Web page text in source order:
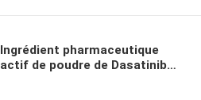
Ingrédient pharmaceutique
actif de poudre de Dasatinib